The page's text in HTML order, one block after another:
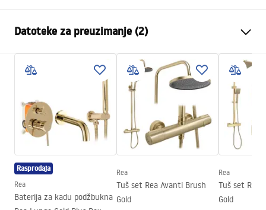
stijenka)
Boja
Brushed Gold
Tip kabine
Walk-in
Transparent 8mm
Seria
Montaža
Na tuš kadi ili podu
Visina (mm)
2000mm
Smjer kabine
Jamstvo
24 mjeseca
Premaz Easy Clean
Da, s obje strane stakla
Datoteke za preuzimanje (2)
Sigurnosne informacije
WARUNKI BEZPIECZENSTWA KABINY DRZWI
Jamstveni uvjeti
Warranty_Terms_and_Conditions_-
_Shower_Doors__Enclosures__Panels__Bath_Screens_-
Rasprodaja
Rea
Baterija za kadu podžbukna
Rea
Tuš set Rea Avanti Brush
Gold
Rea
Tuš set Rea
Gold